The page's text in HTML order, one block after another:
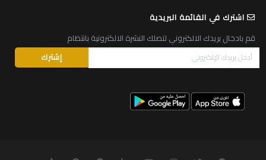
اشترك في القائمة البريدية
قم بادخال بريدك الالكتروني لتصلك النشرة الالكترونية بانتظام